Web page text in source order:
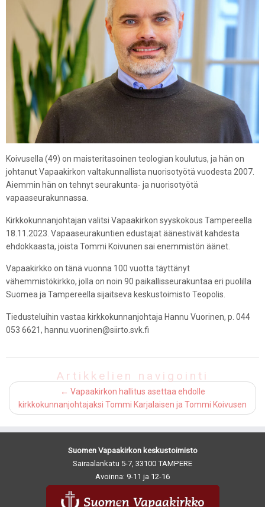
Koivusella (49) on maisteritasoinen teologian koulutus, ja hän on
johtanut Vapaakirkon valtakunnallista nuorisotyötä vuodesta 2007.
Aiemmin hän on tehnyt seurakunta- ja nuorisotyötä
vapaaseurakunnassa.
Kirkkokunnanjohtajan valitsi Vapaakirkon syyskokous Tampereella
18.11.2023. Vapaaseurakuntien edustajat äänestivät kahdesta
ehdokkaasta, joista Tommi Koivunen sai enemmistön äänet.
Vapaakirkko on tänä vuonna 100 vuotta täyttänyt
vähemmistökirkko, jolla on noin 90 paikallisseurakuntaa eri puolilla
Suomea ja Tampereella sijaitseva keskustoimisto Teopolis.
Tiedusteluihin vastaa kirkkokunnanjohtaja Hannu Vuorinen, p. ‭044
053 6621‬, hannu.vuorinen@siirto.svk.fi
Artikkelien navigointi
← Vapaakirkon hallitus asettaa ehdolle
kirkkokunnanjohtajaksi Tommi Karjalaisen ja Tommi Koivusen
Suomen Vapaakirkon keskustoimisto
Sairaalankatu 5-7, 33100 TAMPERE
Avoinna: 9-11 ja 12-16